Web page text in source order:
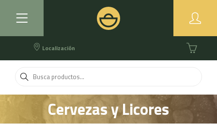
Localización
Cervezas y Licores